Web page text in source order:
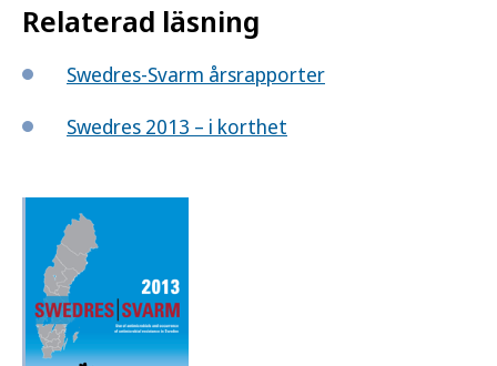
Relaterad läsning
Swedres-Svarm årsrapporter
Swedres 2013 – i korthet